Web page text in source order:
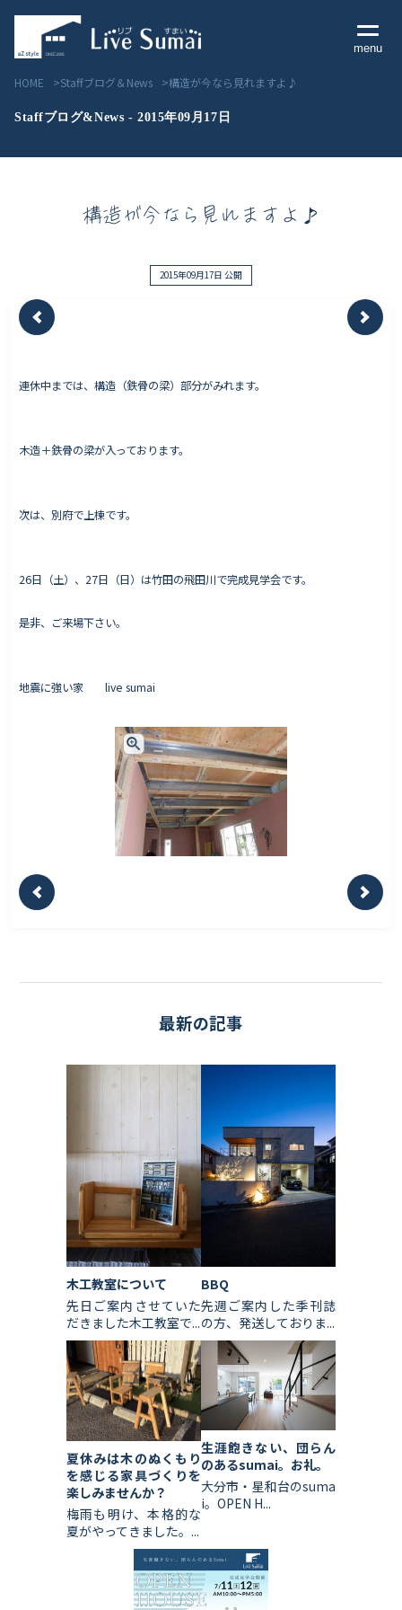
menu
Livesumai 住宅標準性能
Livesumai 保証について
物件情報
オーナー様の声
会社情報
スタッフ紹介
Staff ブログ&News
HOME Staffブログ＆News 構造が今なら見れますよ♪
Staffブログ&News - 2015年09月17日
構造が今なら見れますよ♪
2015年09月17日 公開
連休中までは、構造（鉄骨の梁）部分がみれます。
木造＋鉄骨の梁が入っております。
次は、別府で上棟です。
26日（土）、27日（日）は竹田の飛田川で完成見学会です。
是非、ご来場下さい。
地震に強い家 live sumai
最新の記事
木工教室について
先日ご案内させていた
だきました木工教室で...
BBQ
先週ご案内した季刊誌
の方、発送しておりま...
夏休みは木のぬくもり
を感じる家具づくりを
楽しみませんか？
梅雨も明け、本格的な
夏がやってきました。...
生涯飽きない、団らん
のあるsumai。お礼。
大分市・星和台のsuma
i。OPEN H...